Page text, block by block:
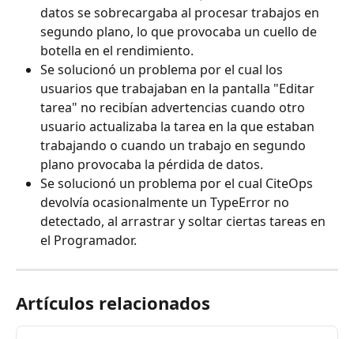
datos se sobrecargaba al procesar trabajos en
segundo plano, lo que provocaba un cuello de
botella en el rendimiento.
Se solucionó un problema por el cual los
usuarios que trabajaban en la pantalla "Editar
tarea" no recibían advertencias cuando otro
usuario actualizaba la tarea en la que estaban
trabajando o cuando un trabajo en segundo
plano provocaba la pérdida de datos.
Se solucionó un problema por el cual CiteOps
devolvía ocasionalmente un TypeError no
detectado, al arrastrar y soltar ciertas tareas en
el Programador.
Artículos relacionados